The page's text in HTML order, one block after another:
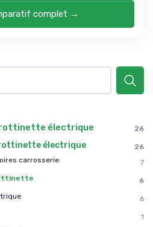
complet →
électrique 26
électrique
26
carrosserie
7
6
6
1